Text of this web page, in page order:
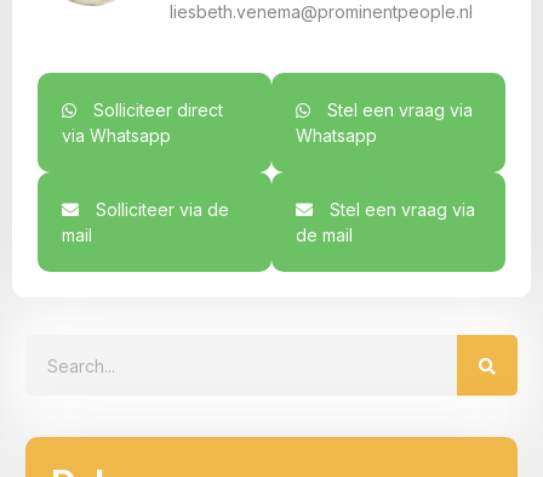
liesbeth.venema@prominentpeople.nl
Solliciteer direct
via Whatsapp
Stel een vraag via
Whatsapp
Solliciteer via de
mail
Stel een vraag via
de mail